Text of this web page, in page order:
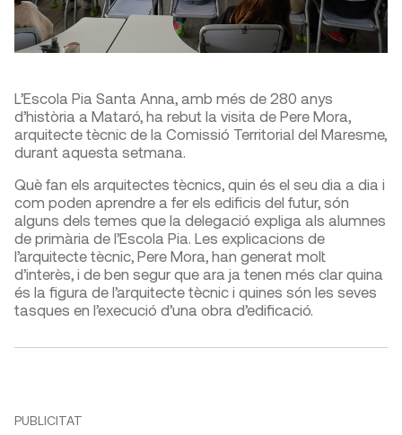
L’Escola Pia Santa Anna, amb més de 280 anys
d’història a Mataró, ha rebut la visita de Pere Mora,
arquitecte tècnic de la Comissió Territorial del Maresme,
durant aquesta setmana.
Què fan els arquitectes tècnics, quin és el seu dia a dia i
com poden aprendre a fer els edificis del futur, són
alguns dels temes que la delegació expliga als alumnes
de primària de l’Escola Pia. Les explicacions de
l’arquitecte tècnic, Pere Mora, han generat molt
d’interès, i de ben segur que ara ja tenen més clar quina
és la figura de l’arquitecte tècnic i quines són les seves
tasques en l’execució d’una obra d’edificació.
PUBLICITAT